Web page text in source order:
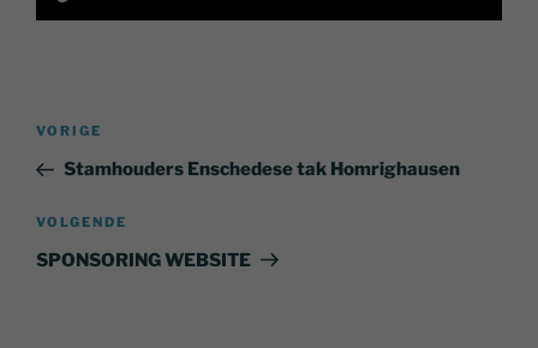
Vorig
bericht
VORIGE
Stamhouders Enschedese tak Homrighausen
Volgend
bericht
VOLGENDE
SPONSORING WEBSITE